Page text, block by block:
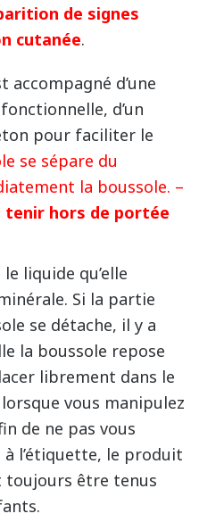
de signes
cutanée.
accompagné d’une
d’un
pour faciliter le
se sépare du
la boussole. –
tenir hors de portée
liquide qu’elle
Si la partie
se détache, il y a
la boussole repose
librement dans le
vous manipulez
de ne pas vous
l’étiquette, le produit
toujours être tenus